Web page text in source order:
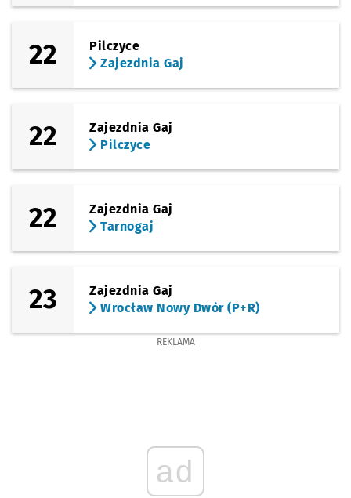
22
Pilczyce
Zajezdnia Gaj
22
Zajezdnia Gaj
Pilczyce
22
Zajezdnia Gaj
Tarnogaj
23
Zajezdnia Gaj
Wrocław Nowy Dwór (P+R)
REKLAMA
ad